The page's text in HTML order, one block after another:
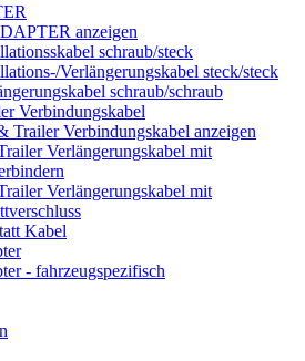
anzeigen
schraub/steck
Verlängerungskabel steck/steck
schraub/schraub
Verbindungskabel
Trailer Verbindungskabel anzeigen
Verlängerungskabel mit
Verlängerungskabel mit
Kabel
- fahrzeugspezifisch